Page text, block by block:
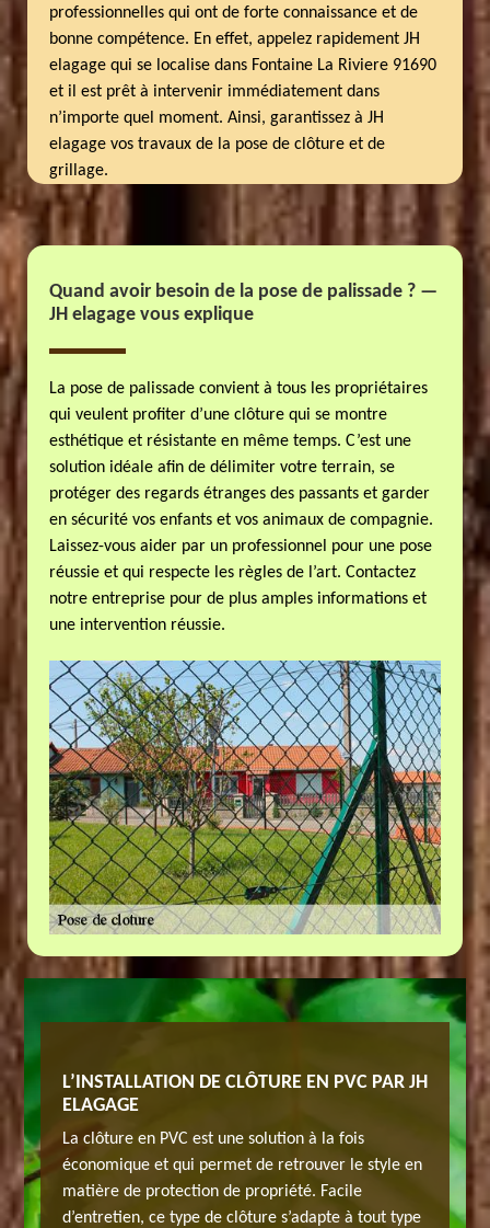
professionnelles qui ont de forte connaissance et de
bonne compétence. En effet, appelez rapidement JH
elagage qui se localise dans Fontaine La Riviere 91690
et il est prêt à intervenir immédiatement dans
n’importe quel moment. Ainsi, garantissez à JH
elagage vos travaux de la pose de clôture et de
grillage.
Quand avoir besoin de la pose de palissade ? —
JH elagage vous explique
La pose de palissade convient à tous les propriétaires
qui veulent profiter d’une clôture qui se montre
esthétique et résistante en même temps. C’est une
solution idéale afin de délimiter votre terrain, se
protéger des regards étranges des passants et garder
en sécurité vos enfants et vos animaux de compagnie.
Laissez-vous aider par un professionnel pour une pose
réussie et qui respecte les règles de l’art. Contactez
notre entreprise pour de plus amples informations et
une intervention réussie.
DE
se
L’INSTALLATION DE CLÔTURE EN PVC PAR JH
ELAGAGE
La clôture en PVC est une solution à la fois
économique et qui permet de retrouver le style en
matière de protection de propriété. Facile
d’entretien, ce type de clôture s’adapte à tout type
LE
révèle